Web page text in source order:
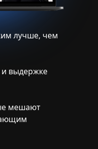
лучше, чем
выдержке
мешают